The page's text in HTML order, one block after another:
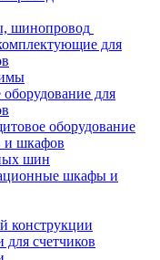
шинопровод
для
для
оборудование
и шкафов
шин
шкафы и
конструкции
счетчиков